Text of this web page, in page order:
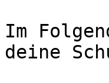
Im
deine